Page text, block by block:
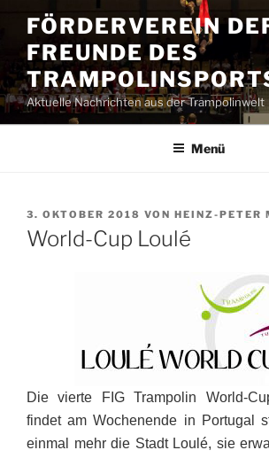
Inhalt
springen
FÖRDERVEREIN
FREUNDE DES
Aktuelle Nachrichten aus der Trampolinwelt
Menü
VERÖFFENTLICHT
AM
3. OKTOBER 2018 VON HEINZ-PETER
World-Cup Loulé
Die vierte FIG Trampolin World-
findet am Wochenende in Portugal
einmal mehr die Stadt Loulé, sie